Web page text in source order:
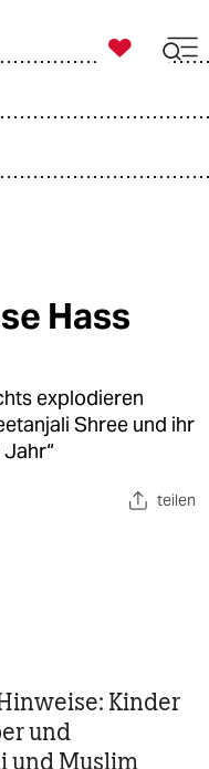

taz zahl ich
Hass
explodieren
Shree und ihr
teilen
Kinder
und
und Muslim